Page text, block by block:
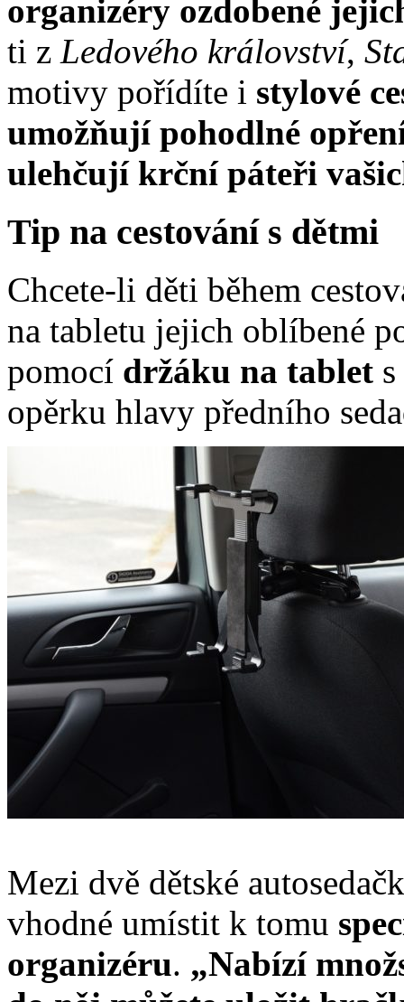
organizéry ozdobené
ti z Ledového království,
motivy pořídíte i stylové
umožňují pohodlné
ulehčují krční páteři
Tip na cestování s dětmi
Chcete-li děti během
na tabletu jejich oblíbené
pomocí držáku na tablet
opěrku hlavy předního
Mezi dvě dětské
vhodné umístit k tomu
organizéru. „Nabízí